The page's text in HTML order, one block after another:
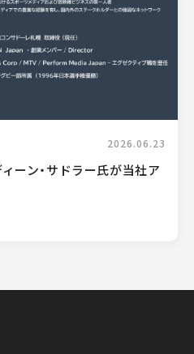
2026.06.23
ーン・サドラー氏が当社ア